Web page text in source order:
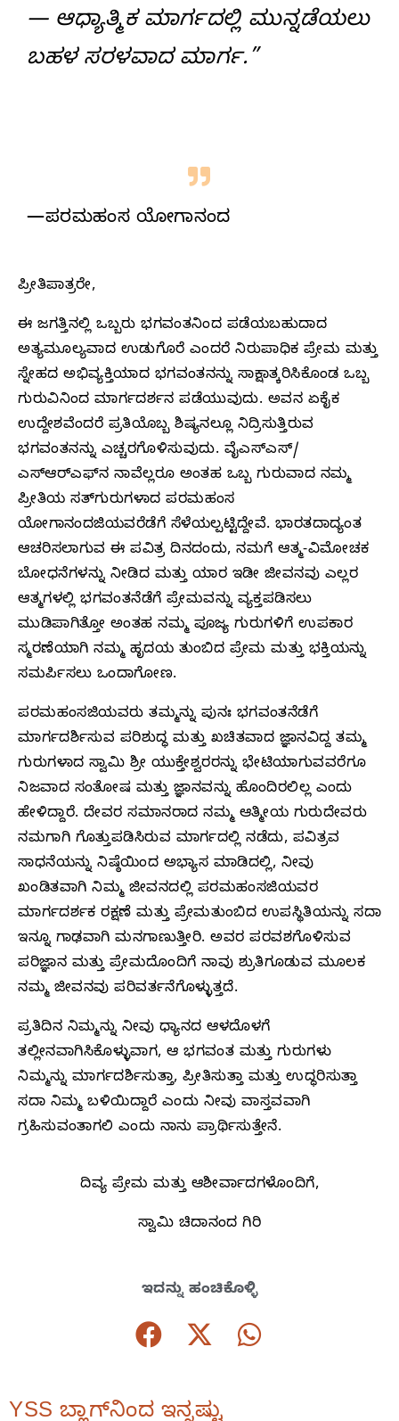
— ಆಧ್ಯಾತ್ಮಿಕ ಮಾರ್ಗದಲ್ಲಿ ಮುನ್ನಡೆಯಲು
ಬಹಳ ಸರಳವಾದ ಮಾರ್ಗ.”
—ಪರಮಹಂಸ ಯೋಗಾನಂದ
ಪ್ರೀತಿಪಾತ್ರರೇ,
ಈ ಜಗತ್ತಿನಲ್ಲಿ ಒಬ್ಬರು ಭಗವಂತನಿಂದ ಪಡೆಯಬಹುದಾದ
ಅತ್ಯಮೂಲ್ಯವಾದ ಉಡುಗೊರೆ ಎಂದರೆ ನಿರುಪಾಧಿಕ ಪ್ರೇಮ ಮತ್ತು
ಸ್ನೇಹದ ಅಭಿವ್ಯಕ್ತಿಯಾದ ಭಗವಂತನನ್ನು ಸಾಕ್ಷಾತ್ಕರಿಸಿಕೊಂಡ ಒಬ್ಬ
ಗುರುವಿನಿಂದ ಮಾರ್ಗದರ್ಶನ ಪಡೆಯುವುದು. ಅವನ ಏಕೈಕ
ಉದ್ದೇಶವೆಂದರೆ ಪ್ರತಿಯೊಬ್ಬ ಶಿಷ್ಯನಲ್ಲೂ ನಿದ್ರಿಸುತ್ತಿರುವ
ಭಗವಂತನನ್ನು ಎಚ್ಚರಗೊಳಿಸುವುದು. ವೈಎಸ್‌ಎಸ್‌/
ಎಸ್‌ಆರ್‌ಎಫ್‌ನ ನಾವೆಲ್ಲರೂ ಅಂತಹ ಒಬ್ಬ ಗುರುವಾದ ನಮ್ಮ
ಪ್ರೀತಿಯ ಸತ್‌ಗುರುಗಳಾದ ಪರಮಹಂಸ
ಯೋಗಾನಂದಜಿಯವರೆಡೆಗೆ ಸೆಳೆಯಲ್ಪಟ್ಟಿದ್ದೇವೆ. ಭಾರತದಾದ್ಯಂತ
ಆಚರಿಸಲಾಗುವ ಈ ಪವಿತ್ರ ದಿನದಂದು, ನಮಗೆ ಆತ್ಮ-ವಿಮೋಚಕ
ಬೋಧನೆಗಳನ್ನು ನೀಡಿದ ಮತ್ತು ಯಾರ ಇಡೀ ಜೀವನವು ಎಲ್ಲರ
ಆತ್ಮಗಳಲ್ಲಿ ಭಗವಂತನೆಡೆಗೆ ಪ್ರೇಮವನ್ನು ವ್ಯಕ್ತಪಡಿಸಲು
ಮುಡಿಪಾಗಿತ್ತೋ ಅಂತಹ ನಮ್ಮ ಪೂಜ್ಯ ಗುರುಗಳಿಗೆ ಉಪಕಾರ
ಸ್ಮರಣೆಯಾಗಿ ನಮ್ಮ ಹೃದಯ ತುಂಬಿದ ಪ್ರೇಮ ಮತ್ತು ಭಕ್ತಿಯನ್ನು
ಸಮರ್ಪಿಸಲು ಒಂದಾಗೋಣ.
ಪರಮಹಂಸಜಿಯವರು ತಮ್ಮನ್ನು ಪುನಃ ಭಗವಂತನೆಡೆಗೆ
ಮಾರ್ಗದರ್ಶಿಸುವ ಪರಿಶುದ್ಧ ಮತ್ತು ಖಚಿತವಾದ ಜ್ಞಾನವಿದ್ದ ತಮ್ಮ
ಗುರುಗಳಾದ ಸ್ವಾಮಿ ಶ್ರೀ ಯುಕ್ತೇಶ್ವರರನ್ನು ಭೇಟಿಯಾಗುವವರೆಗೂ
ನಿಜವಾದ ಸಂತೋಷ ಮತ್ತು ಜ್ಞಾನವನ್ನು ಹೊಂದಿರಲಿಲ್ಲ ಎಂದು
ಹೇಳಿದ್ದಾರೆ. ದೇವರ ಸಮಾನರಾದ ನಮ್ಮ ಆತ್ಮೀಯ ಗುರುದೇವರು
ನಮಗಾಗಿ ಗೊತ್ತುಪಡಿಸಿರುವ ಮಾರ್ಗದಲ್ಲಿ ನಡೆದು, ಪವಿತ್ರವ
ಸಾಧನೆಯನ್ನು ನಿಷ್ಠೆಯಿಂದ ಅಭ್ಯಾಸ ಮಾಡಿದಲ್ಲಿ, ನೀವು
ಖಂಡಿತವಾಗಿ ನಿಮ್ಮ ಜೀವನದಲ್ಲಿ ಪರಮಹಂಸಜಿಯವರ
ಮಾರ್ಗದರ್ಶಕ ರಕ್ಷಣೆ ಮತ್ತು ಪ್ರೇಮತುಂಬಿದ ಉಪಸ್ಥಿತಿಯನ್ನು ಸದಾ
ಇನ್ನೂ ಗಾಢವಾಗಿ ಮನಗಾಣುತ್ತೀರಿ. ಅವರ ಪರವಶಗೊಳಿಸುವ
ಪರಿಜ್ಞಾನ ಮತ್ತು ಪ್ರೇಮದೊಂದಿಗೆ ನಾವು ಶ್ರುತಿಗೂಡುವ ಮೂಲಕ
ನಮ್ಮ ಜೀವನವು ಪರಿವರ್ತನೆಗೊಳ್ಳುತ್ತದೆ.
ಪ್ರತಿದಿನ ನಿಮ್ಮನ್ನು ನೀವು ಧ್ಯಾನದ ಆಳದೊಳಗೆ
ತಲ್ಲೀನವಾಗಿಸಿಕೊಳ್ಳುವಾಗ, ಆ ಭಗವಂತ ಮತ್ತು ಗುರುಗಳು
ನಿಮ್ಮನ್ನು ಮಾರ್ಗದರ್ಶಿಸುತ್ತಾ, ಪ್ರೀತಿಸುತ್ತಾ ಮತ್ತು ಉದ್ಧರಿಸುತ್ತಾ
ಸದಾ ನಿಮ್ಮ ಬಳಿಯಿದ್ದಾರೆ ಎಂದು ನೀವು ವಾಸ್ತವವಾಗಿ
ಗ್ರಹಿಸುವಂತಾಗಲಿ ಎಂದು ನಾನು ಪ್ರಾರ್ಥಿಸುತ್ತೇನೆ.
ದಿವ್ಯ ಪ್ರೇಮ ಮತ್ತು ಆಶೀರ್ವಾದಗಳೊಂದಿಗೆ,
ಸ್ವಾಮಿ ಚಿದಾನಂದ ಗಿರಿ
ಇದನ್ನು ಹಂಚಿಕೊಳ್ಳಿ
YSS ಬ್ಲಾಗ್‌ನಿಂದ ಇನ್ನಷ್ಟು